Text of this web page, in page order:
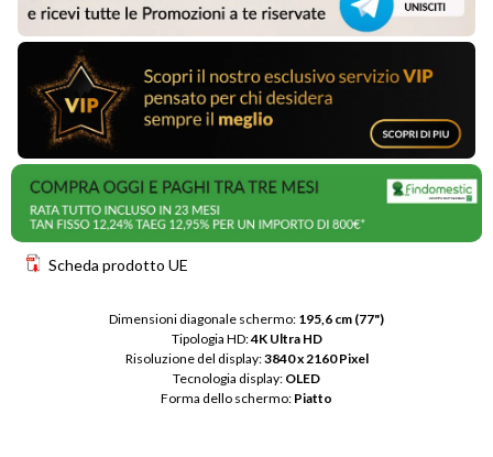
Scheda prodotto UE
Dimensioni diagonale schermo: 195,6 cm (77")
Tipologia HD: 4K Ultra HD
Risoluzione del display: 3840 x 2160 Pixel
Tecnologia display: OLED
Forma dello schermo: Piatto